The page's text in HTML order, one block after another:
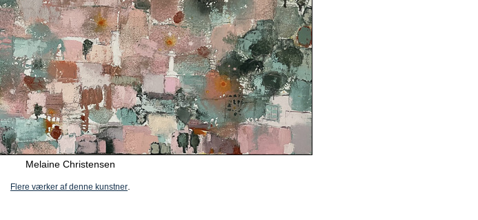
Melaine Christensen
Flere værker af denne kunstner